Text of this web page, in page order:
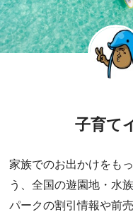
子育て
家族でのお出かけをも
う、全国の遊園地・水
パークの割引情報や前